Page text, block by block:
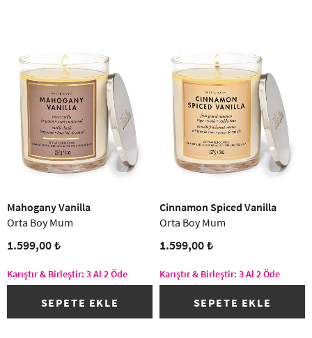
Mahogany Vanilla
Orta Boy Mum
1.599,00 ₺
Karıştır & Birleştir: 3 Al 2 Öde
SEPETE EKLE
Cinnamon Spiced Vanilla
Orta Boy Mum
1.599,00 ₺
Karıştır & Birleştir: 3 Al 2 Öde
SEPETE EKLE